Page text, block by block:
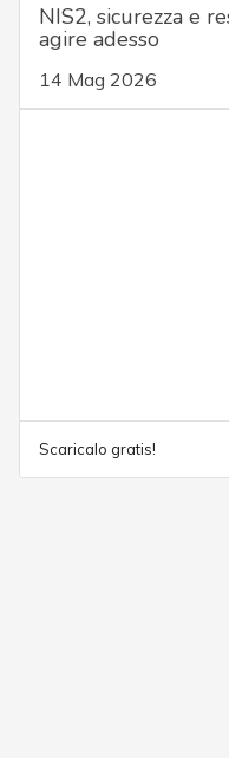
NIS2, sicurezza e
agire adesso
14 Mag 2026
Scaricalo gratis!